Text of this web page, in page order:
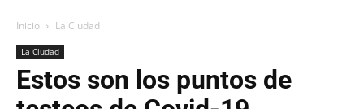
Inicio La Ciudad
La Ciudad
Estos son los puntos de